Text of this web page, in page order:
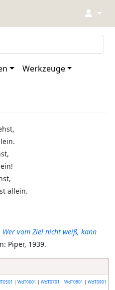
↓
Werkzeuge
allein.
Wer vom Ziel nicht weiß, kann
Piper, 1939.
| WdT0601 | WdT0701 | WdT0801 | WdT0901